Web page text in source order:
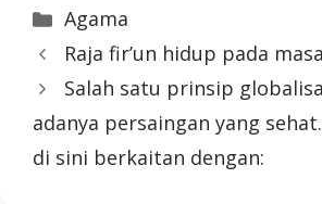
Categories
Agama
Raja fir’un hidup pada
Salah satu prinsip
adanya persaingan yang
di sini berkaitan dengan: